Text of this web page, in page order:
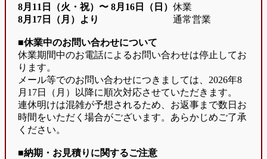
8月11日（火・祝）〜 8月16日（日） 休業
8月17日（月）より
通常営業
■休業中のお問い合わせについて
休業期間中のお電話によるお問い合わせは停止してお
ります。
メール等でのお問い合わせにつきましては、2026年8
月17日（月）以降に順次対応させていただきます。
連休明けは混雑が予想されるため、お返事まで数日お
時間をいただく場合がございます。あらかじめご了承
ください。
■納期・お見積りに関するご注意